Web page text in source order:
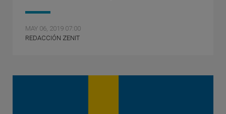
MAY 06, 2019 07:00
REDACCIÓN ZENIT